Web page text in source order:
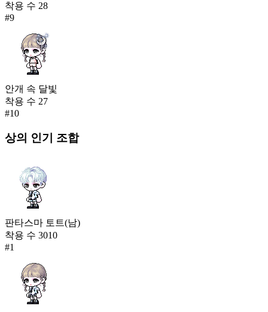
착용 수 28
#9
안개 속 달빛
착용 수 27
#10
상의 인기 조합
판타스마 토트(남)
착용 수 3010
#1